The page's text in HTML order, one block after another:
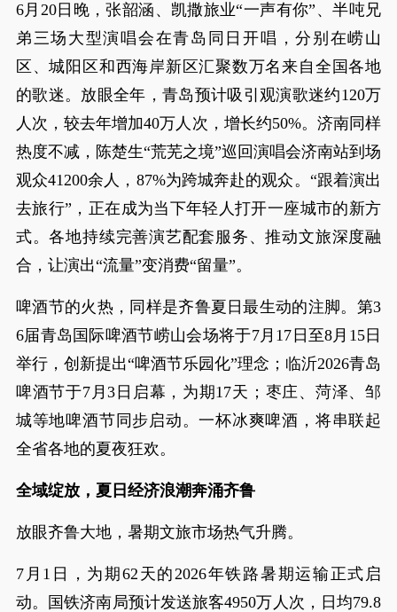
6月20日晚，张韶涵、凯撒旅业“一声有你”、半吨兄
弟三场大型演唱会在青岛同日开唱，分别在崂山
区、城阳区和西海岸新区汇聚数万名来自全国各地
的歌迷。放眼全年，青岛预计吸引观演歌迷约120万
人次，较去年增加40万人次，增长约50%。济南同样
热度不减，陈楚生“荒芜之境”巡回演唱会济南站到场
观众41200余人，87%为跨城奔赴的观众。“跟着演出
去旅行”，正在成为当下年轻人打开一座城市的新方
式。各地持续完善演艺配套服务、推动文旅深度融
合，让演出“流量”变消费“留量”。
啤酒节的火热，同样是齐鲁夏日最生动的注脚。第3
6届青岛国际啤酒节崂山会场将于7月17日至8月15日
举行，创新提出“啤酒节乐园化”理念；临沂2026青岛
啤酒节于7月3日启幕，为期17天；枣庄、菏泽、邹
城等地啤酒节同步启动。一杯冰爽啤酒，将串联起
全省各地的夏夜狂欢。
全域绽放，夏日经济浪潮奔涌齐鲁
放眼齐鲁大地，暑期文旅市场热气升腾。
7月1日，为期62天的2026年铁路暑期运输正式启
动。国铁济南局预计发送旅客4950万人次，日均79.8